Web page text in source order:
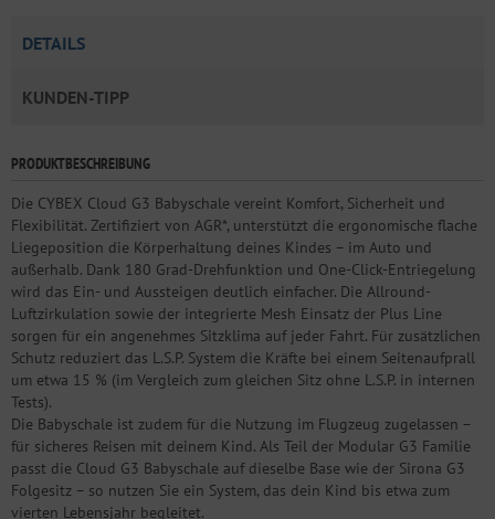
DETAILS
KUNDEN-TIPP
PRODUKTBESCHREIBUNG
Die CYBEX Cloud G3 Babyschale vereint Komfort, Sicherheit und
Flexibilität. Zertifiziert von AGR*, unterstützt die ergonomische flache
Liegeposition die Körperhaltung deines Kindes – im Auto und
außerhalb. Dank 180 Grad-Drehfunktion und One-Click-Entriegelung
wird das Ein- und Aussteigen deutlich einfacher. Die Allround-
Luftzirkulation sowie der integrierte Mesh Einsatz der Plus Line
sorgen für ein angenehmes Sitzklima auf jeder Fahrt. Für zusätzlichen
Schutz reduziert das L.S.P. System die Kräfte bei einem Seitenaufprall
um etwa 15 % (im Vergleich zum gleichen Sitz ohne L.S.P. in internen
Tests).
Die Babyschale ist zudem für die Nutzung im Flugzeug zugelassen –
für sicheres Reisen mit deinem Kind. Als Teil der Modular G3 Familie
passt die Cloud G3 Babyschale auf dieselbe Base wie der Sirona G3
Folgesitz – so nutzen Sie ein System, das dein Kind bis etwa zum
vierten Lebensjahr begleitet.